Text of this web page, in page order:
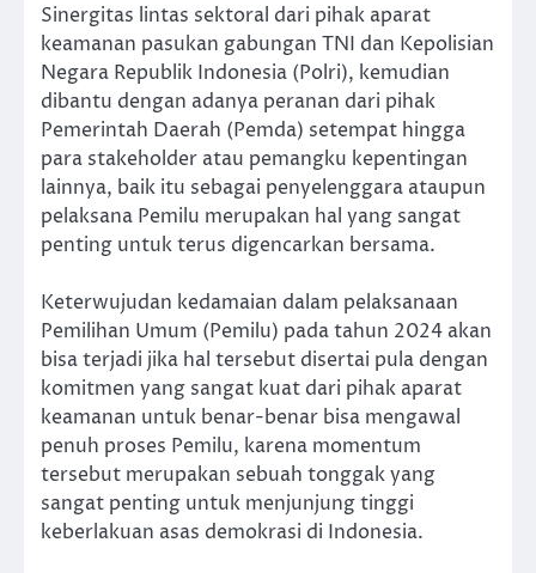
Sinergitas lintas sektoral dari pihak aparat
keamanan pasukan gabungan TNI dan Kepolisian
Negara Republik Indonesia (Polri), kemudian
dibantu dengan adanya peranan dari pihak
Pemerintah Daerah (Pemda) setempat hingga
para stakeholder atau pemangku kepentingan
lainnya, baik itu sebagai penyelenggara ataupun
pelaksana Pemilu merupakan hal yang sangat
penting untuk terus digencarkan bersama.
Keterwujudan kedamaian dalam pelaksanaan
Pemilihan Umum (Pemilu) pada tahun 2024 akan
bisa terjadi jika hal tersebut disertai pula dengan
komitmen yang sangat kuat dari pihak aparat
keamanan untuk benar-benar bisa mengawal
penuh proses Pemilu, karena momentum
tersebut merupakan sebuah tonggak yang
sangat penting untuk menjunjung tinggi
keberlakuan asas demokrasi di Indonesia.